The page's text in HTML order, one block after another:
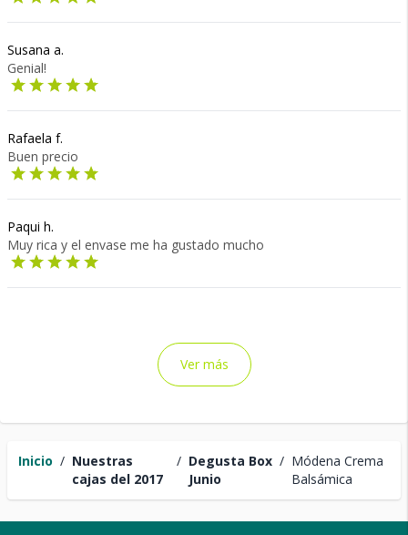
Inicio / Nuestras
cajas del 2017
/ Degusta Box
Junio
/ Módena Crema
Balsámica
Susana a.
Genial!
Rafaela f.
Buen precio
Paqui h.
Muy rica y el envase me ha gustado mucho
Ver más